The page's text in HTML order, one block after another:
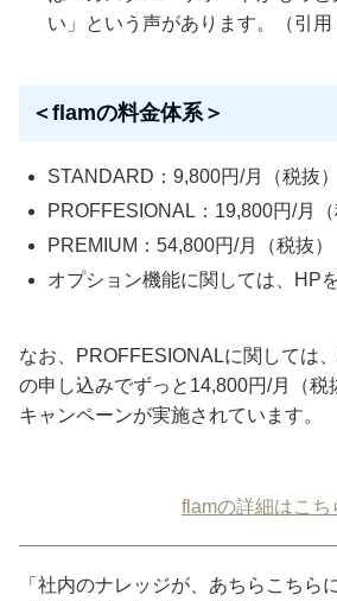
い」という声があります。（引用
＜flamの料金体系＞
STANDARD：9,800円/月（税抜）
PROFFESIONAL：19,800円/月（
PREMIUM：54,800円/月（税抜）
オプション機能に関しては、HP
なお、PROFFESIONALに関しては
の申し込みでずっと14,800円/月（税
キャンペーンが実施されています。
flamの詳細はこち
「社内のナレッジが、あちらこちら